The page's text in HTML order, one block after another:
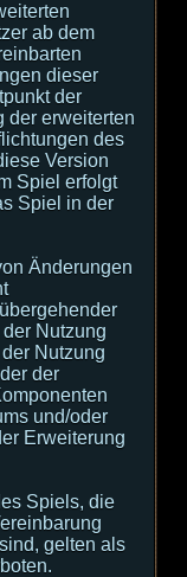
ab dem
dieser
der
der erweiterten
des
Version
Spiel erfolgt
Spiel in der
Änderungen
Nutzung
Nutzung
der
und/oder
Erweiterung
Spiels, die
gelten als